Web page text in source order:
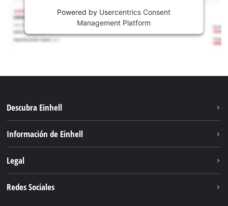
Powered by Usercentrics Consent
Management Platform
Descubra Einhell
Servicio
Información de Einhell
Einhell global
Legal
Redes Sociales